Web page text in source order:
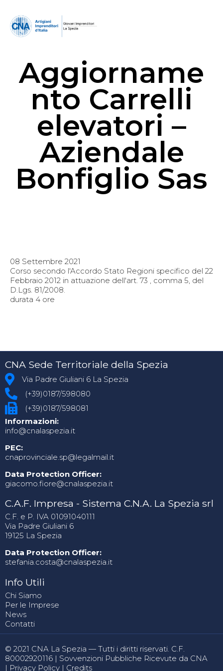
Aggiorname
nto Carrelli
elevatori –
Aziendale
Bonfiglio Sas
08 Settembre 2021
Corso secondo l'Accordo Stato Regioni specifico del 22
Febbraio 2012 in attuazione dell'art. 73 , comma 5, del
D.Lgs. 81/2008.
durata 4 ore
CNA Sede Territoriale della Spezia
Via Padre Giuliani 6 La Spezia
(+39)0187/598080
(+39)0187/598081
Informazioni:
info@cnalaspezia.it
PEC:
cnaprovinciale.sp@legalmail.it
Data Protection Officer:
giacomo.fiore@cnalaspezia.it
C.A.F. Impresa - Sistema C.N.A. La Spezia srl
C.F. e P. IVA 01091040111
Via Padre Giuliani 6
19125 La Spezia
Data Protection Officer:
stefania.costa@cnalaspezia.it
Info Utili
Chi Siamo
Per le Imprese
News
Contatti
© 2021 CNA La Spezia — Tutti i diritti riservati. C.F.
80002920116 | Sovvenzioni Pubbliche Ricevute da CNA
| Privacy Policy | Credits